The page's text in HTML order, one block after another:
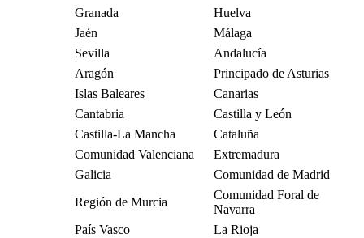
Granada
Huelva
Jaén
Málaga
Sevilla
Andalucía
Aragón
Principado de Asturias
Islas Baleares
Canarias
Cantabria
Castilla y León
Castilla-La Mancha
Cataluña
Comunidad Valenciana
Extremadura
Galicia
Comunidad de Madrid
Región de Murcia
Comunidad Foral de
Navarra
País Vasco
La Rioja